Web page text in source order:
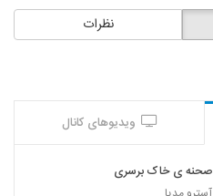
نظرات
ویدیوهای کانال
صحنه ی خاک برسری